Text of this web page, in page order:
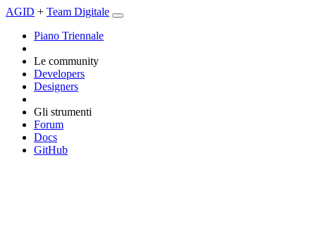
AGID + Team Digitale
Piano Triennale
Le community
Developers
Designers
Gli strumenti
Forum
Docs
GitHub